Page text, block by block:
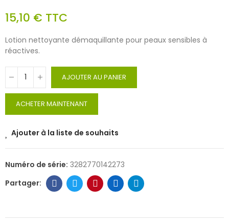
15,10 € TTC
Lotion nettoyante démaquillante pour peaux sensibles à
réactives.
AJOUTER AU PANIER
ACHETER MAINTENANT
Ajouter à la liste de souhaits
Numéro de série: 3282770142273